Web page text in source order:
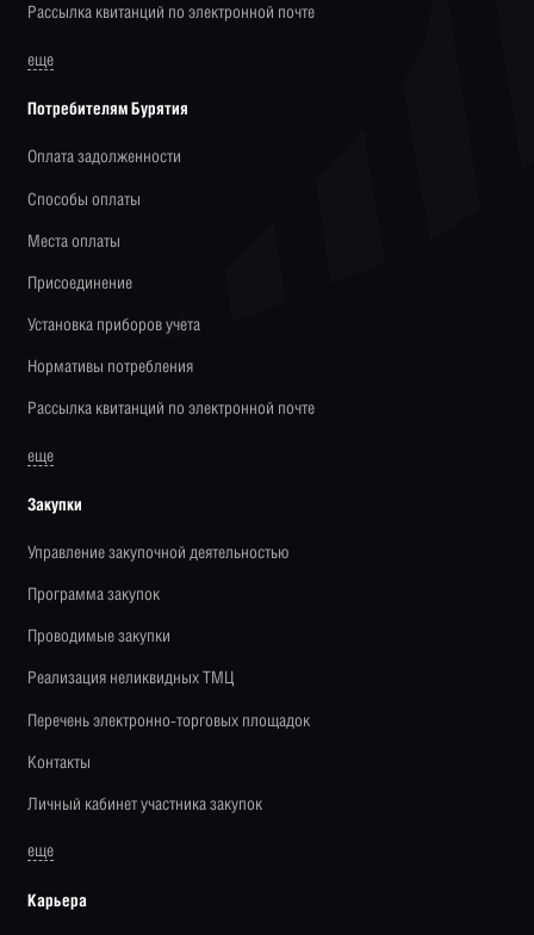
Рассылка квитанций по электронной почте
еще
Потребителям Бурятия
Оплата задолженности
Способы оплаты
Места оплаты
Присоединение
Установка приборов учета
Нормативы потребления
Рассылка квитанций по электронной почте
еще
Закупки
Управление закупочной деятельностью
Программа закупок
Проводимые закупки
Реализация неликвидных ТМЦ
Перечень электронно-торговых площадок
Контакты
Личный кабинет участника закупок
еще
Карьера